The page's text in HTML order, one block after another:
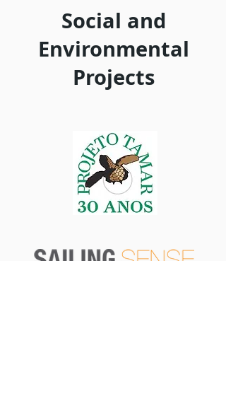
Social and
Environmental
Projects